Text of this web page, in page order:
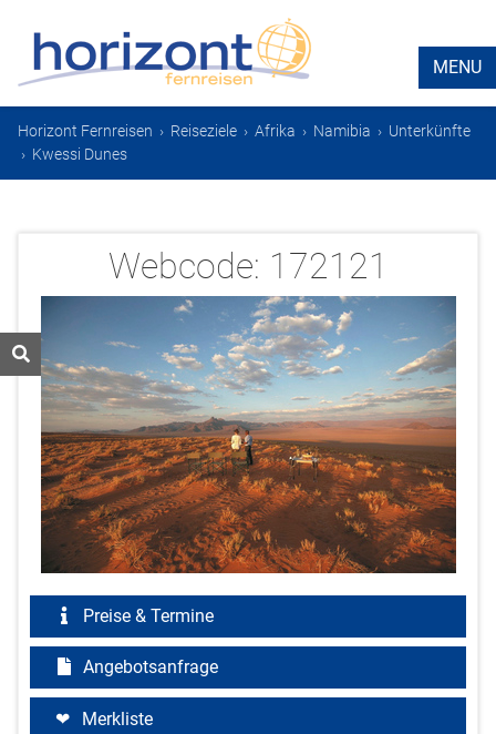
MENU
Horizont Fernreisen › Reiseziele › Afrika › Namibia › Unterkünfte
› Kwessi Dunes
Webcode: 172121
Preise & Termine
Angebotsanfrage
Merkliste